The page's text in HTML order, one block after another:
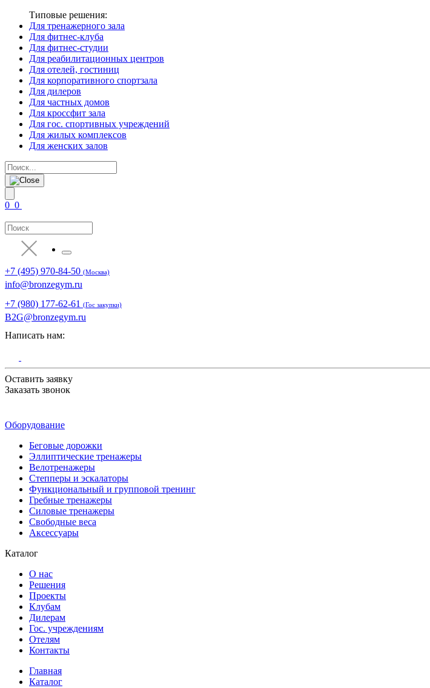
Типовые решения:
Для тренажерного зала
Для фитнес-клуба
Для фитнес-студии
Для реабилитационных центров
Для отелей, гостиниц
Для корпоративного спортзала
Для дилеров
Для частных домов
Для кроссфит зала
Для гос. спортивных учреждений
Для жилых комплексов
Для женских залов
0 0
+7 (495) 970-84-50 (Москва)
info@bronzegym.ru
+7 (980) 177-62-61 (Гос закупки)
B2G@bronzegym.ru
Написать нам:
Оставить заявку
Заказать звонок
Оборудование
Беговые дорожки
Эллиптические тренажеры
Велотренажеры
Степперы и эскалаторы
Функциональный и групповой тренинг
Гребные тренажеры
Силовые тренажеры
Свободные веса
Аксессуары
Каталог
О нас
Решения
Проекты
Клубам
Дилерам
Гос. учреждениям
Отелям
Контакты
Главная
Каталог